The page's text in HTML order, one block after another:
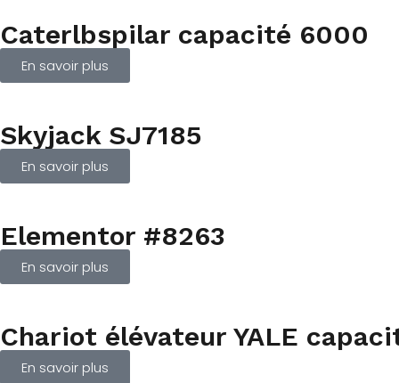
Caterlbspilar capacité 6000
En savoir plus
Skyjack SJ7185
En savoir plus
Elementor #8263
En savoir plus
Chariot élévateur YALE
En savoir plus